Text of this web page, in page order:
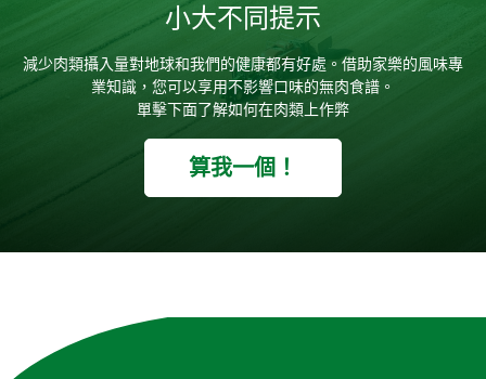
小大不同提示
減少肉類攝入量對地球和我們的健康都有好處。借助家樂的風味專
業知識，您可以享用不影響口味的無肉食譜。
單擊下面了解如何在肉類上作弊
算我一個！